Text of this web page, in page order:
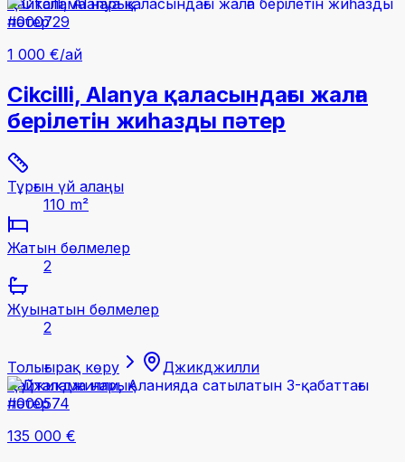
Қайталама нарық
#000729
1 000 €/ай
Cikcilli, Alanya қаласындағы жалға
берілетін жиһазды пәтер
Тұрғын үй алаңы
110 m²
Жатын бөлмелер
2
Жуынатын бөлмелер
2
Толығырақ көру
Джикджилли
Қайталама нарық
#000574
135 000 €